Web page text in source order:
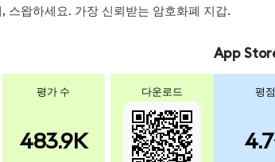
스왑하세요. 가장 신뢰받는 암호화폐 지갑.
평가 수
483.9K
다운로드
App
평점
4.7